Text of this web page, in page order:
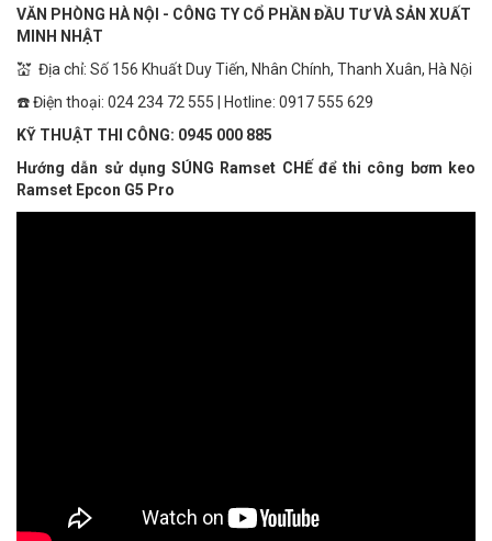
VĂN PHÒNG HÀ NỘI - CÔNG TY CỔ PHẦN ĐẦU TƯ VÀ SẢN XUẤT
MINH NHẬT
💒 Địa chỉ: Số 156 Khuất Duy Tiến, Nhân Chính, Thanh Xuân, Hà Nội
☎️ Điện thoại: 024 234 72 555 | Hotline: 0917 555 629
KỸ THUẬT THI CÔNG: 0945 000 885
Hướng dẫn sử dụng SÚNG Ramset CHẾ để thi công bơm keo
Ramset Epcon G5 Pro